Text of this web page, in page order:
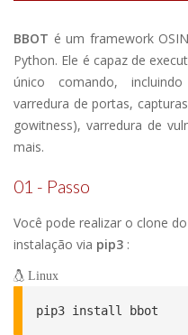
BBOT é um framework
Python. Ele é capaz de
único comando,
varredura de portas,
gowitness), varredura de
mais.
01 - Passo
Você pode realizar o clone
instalação via pip3 :
Linux
pip3 install bbot